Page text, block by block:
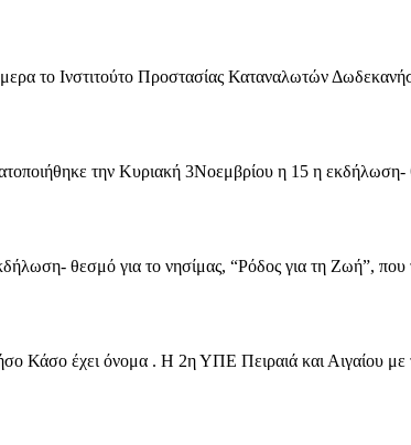
το Ινστιτούτο Προστασίας Καταναλωτών
την Κυριακή 3Νοεμβρίου η 15 η
θεσμό για το νησίμας, “Ρόδος για τη Ζωή”, που
Κάσο έχει όνομα . Η 2η ΥΠΕ Πειραιά και Αιγαίου με